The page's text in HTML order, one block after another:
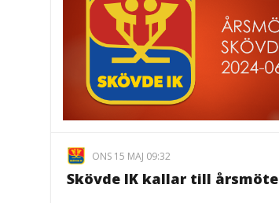
ONS 15 MAJ 09:32
Skövde IK kallar till årsmöte